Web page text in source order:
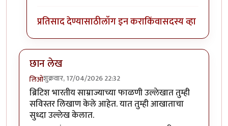
प्रतिसाद देण्यासाठीलॉग इन कराकिंवासदस्य व्हा
छान लेख
लिओशुक्रवार, 17/04/2026 22:32
ब्रिटिश भारतीय साम्राज्याच्या फाळणी उल्लेखात तुम्ही
सविस्तर लिखाण केले आहेत. यात तुम्ही आखाताचा
सुध्दा उल्लेख केलात.